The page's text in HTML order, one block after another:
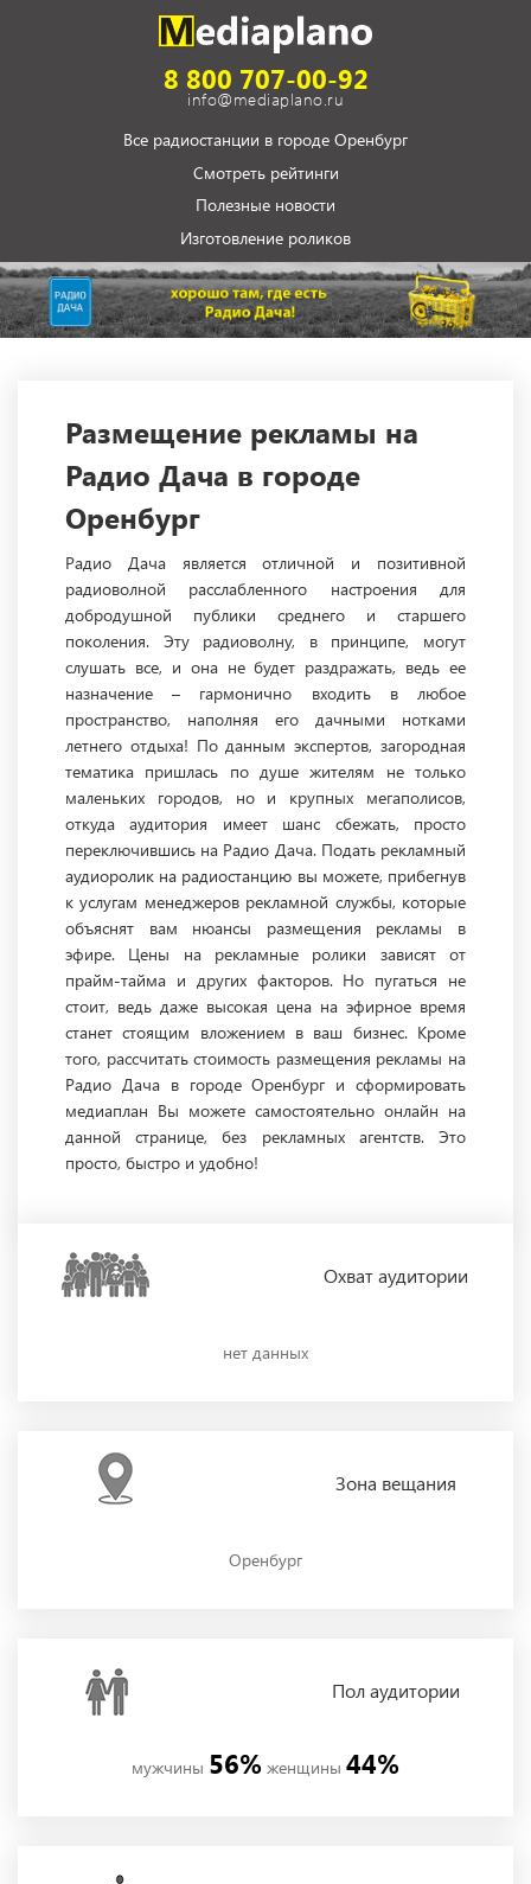
8 800 707-00-92
info@mediaplano.ru
Все радиостанции в городе Оренбург
Смотреть рейтинги
Полезные новости
Изготовление роликов
Размещение рекламы на
Радио Дача в городе
Оренбург
Радио Дача является отличной и позитивной
радиоволной расслабленного настроения для
добродушной публики среднего и старшего
поколения. Эту радиоволну, в принципе, могут
слушать все, и она не будет раздражать, ведь ее
назначение – гармонично входить в любое
пространство, наполняя его дачными нотками
летнего отдыха! По данным экспертов, загородная
тематика пришлась по душе жителям не только
маленьких городов, но и крупных мегаполисов,
откуда аудитория имеет шанс сбежать, просто
переключившись на Радио Дача. Подать рекламный
аудиоролик на радиостанцию вы можете, прибегнув
к услугам менеджеров рекламной службы, которые
объяснят вам нюансы размещения рекламы в
эфире. Цены на рекламные ролики зависят от
прайм-тайма и других факторов. Но пугаться не
стоит, ведь даже высокая цена на эфирное время
станет стоящим вложением в ваш бизнес. Кроме
того, рассчитать стоимость размещения рекламы на
Радио Дача в городе Оренбург и сформировать
медиаплан Вы можете самостоятельно онлайн на
данной странице, без рекламных агентств. Это
просто, быстро и удобно!
Охватаудитории
нет данных
Зона вещания
Оренбург
Полаудитории
мужчины 56% женщины 44%